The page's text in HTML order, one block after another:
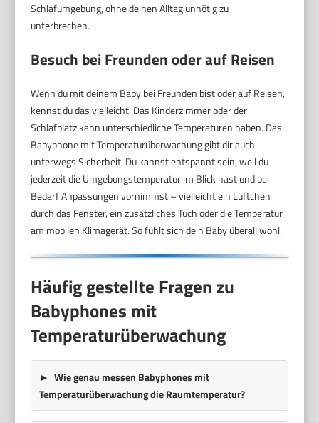
Schlafumgebung, ohne deinen Alltag unnötig zu
unterbrechen.
Besuch bei Freunden oder auf Reisen
Wenn du mit deinem Baby bei Freunden bist oder auf Reisen,
kennst du das vielleicht: Das Kinderzimmer oder der
Schlafplatz kann unterschiedliche Temperaturen haben. Das
Babyphone mit Temperaturüberwachung gibt dir auch
unterwegs Sicherheit. Du kannst entspannt sein, weil du
jederzeit die Umgebungstemperatur im Blick hast und bei
Bedarf Anpassungen vornimmst – vielleicht ein Lüftchen
durch das Fenster, ein zusätzliches Tuch oder die Temperatur
am mobilen Klimagerät. So fühlt sich dein Baby überall wohl.
Häufig gestellte Fragen zu
Babyphones mit
Temperaturüberwachung
Wie genau messen Babyphones mit
Temperaturüberwachung die Raumtemperatur?